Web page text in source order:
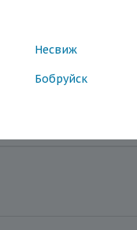
Несвиж
Бобруйск